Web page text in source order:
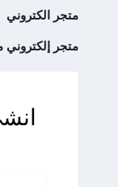
متجر الكتروني
متجر إلكتروني